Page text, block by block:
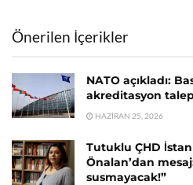
Önerilen İçerikler
NATO açıkladı:
akreditasyon
HAZIRAN 25, 2026
Tutuklu ÇHD
Önalan’dan
susmayacak!”